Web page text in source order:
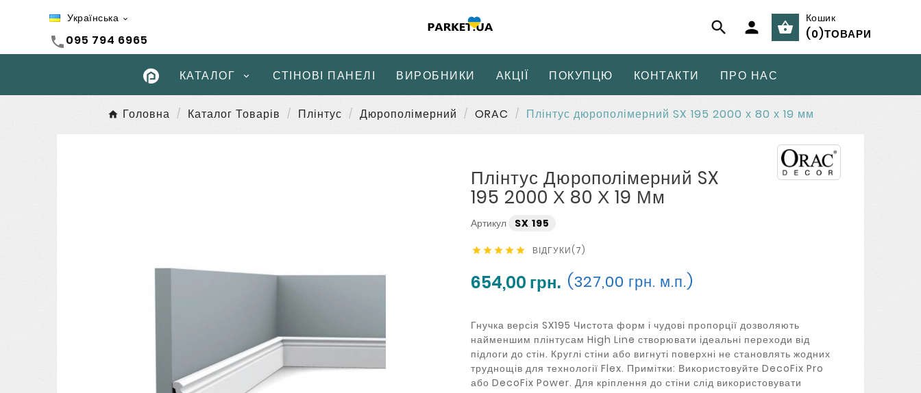
Українська 
call095 794 6965
  
Кошик
(0)ТОВАРИ
КАТАЛОГ СТІНОВІ ПАНЕЛІ ВИРОБНИКИ АКЦІЇ ПОКУПЦЮ КОНТАКТИ ПРО НАС
Головна Каталог Товарів Плінтус Дюрополімерний ORAC Плінтус дюрополімерний SX 195 2000 х 80 х 19 мм
Плінтус Дюрополімерний SX
195 2000 Х 80 Х 19 Мм
Артикул SX 195
     ВІДГУКИ(7)
654,00 грн. (327,00 грн. м.п.)
Гнучка версія SX195 Чистота форм і чудові пропорції дозволяють
найменшим плінтусам High Line створювати ідеальні переходи від
підлоги до стін. Круглі стіни або вигнуті поверхні не становлять жодних
труднощів для технології Flex. Примітки: Використовуйте DecoFix Pro
або DecoFix Power. Для кріплення до стіни слід використовувати